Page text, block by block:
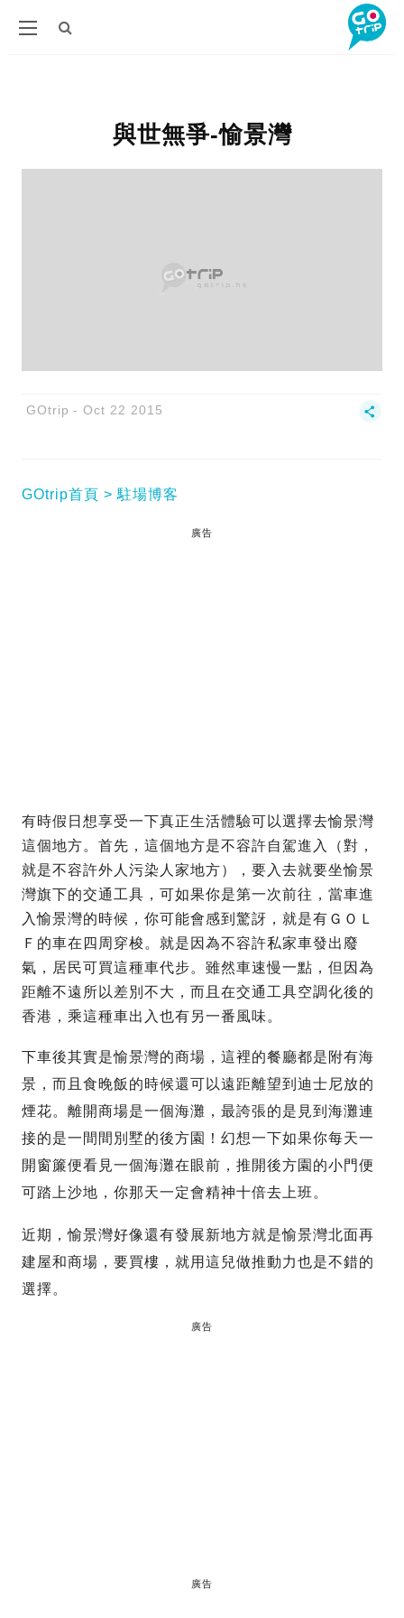
與世無爭-愉景灣
GOtrip Oct 22 2015
GOtrip首頁 駐場博客
廣告
有時假日想享受一下真正生活體驗可以選擇去愉景灣
這個地方。首先，這個地方是不容許自駕進入（對，
就是不容許外人污染人家地方），要入去就要坐愉景
灣旗下的交通工具，可如果你是第一次前往，當車進
入愉景灣的時候，你可能會感到驚訝，就是有ＧＯＬ
Ｆ的車在四周穿梭。就是因為不容許私家車發出廢
氣，居民可買這種車代步。雖然車速慢一點，但因為
距離不遠所以差別不大，而且在交通工具空調化後的
香港，乘這種車出入也有另一番風味。
下車後其實是愉景灣的商場，這裡的餐廳都是附有海
景，而且食晚飯的時候還可以遠距離望到迪士尼放的
煙花。離開商場是一個海灘，最誇張的是見到海灘連
接的是一間間別墅的後方園！幻想一下如果你每天一
開窗簾便看見一個海灘在眼前，推開後方園的小門便
可踏上沙地，你那天一定會精神十倍去上班。
近期，愉景灣好像還有發展新地方就是愉景灣北面再
建屋和商場，要買樓，就用這兒做推動力也是不錯的
選擇。
廣告
廣告